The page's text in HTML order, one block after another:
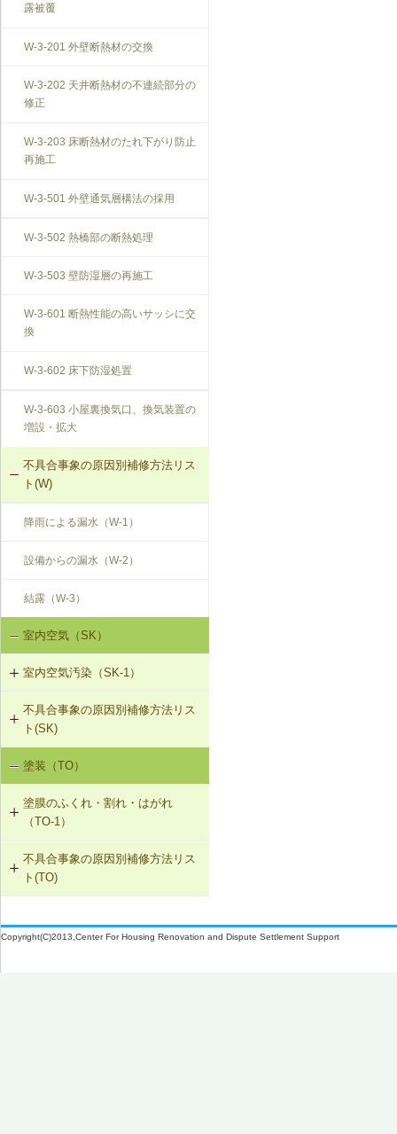
露被覆
W-3-201 外壁断熱材の交換
W-3-202 天井断熱材の不連続部分の
修正
W-3-203 床断熱材のたれ下がり防止
再施工
W-3-501 外壁通気層構法の採用
W-3-502 熱橋部の断熱処理
W-3-503 壁防湿層の再施工
W-3-601 断熱性能の高いサッシに交
換
W-3-602 床下防湿処置
W-3-603 小屋裏換気口、換気装置の
増設・拡大
不具合事象の原因別補修方法リス
ト(W)
降雨による漏水（W-1）
設備からの漏水（W-2）
結露（W-3）
室内空気（SK）
室内空気汚染（SK-1）
SK-1-001 給排気口の位置の変更
SK-1-002 ダクトの増設
SK-1-004 通気措置を講じた建具へ
の交換
SK-1-003 換気ファンの交換
不具合事象の原因別補修方法リス
ト(SK)
室内空気の汚染（SK-1）
塗装（TO）
塗膜のふくれ・割れ・はがれ
（TO-1）
TO-1-001 外壁の塗料の塗替え(コン
クリート系下地)
下地)
不具合事象の原因別補修方法リス
ト(TO)
1）
Copyright(C)2013,Center For Housing Renovation and Dispute Settlement Support